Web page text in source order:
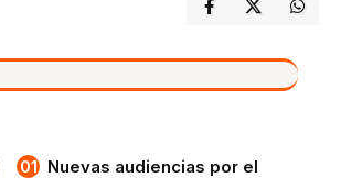
Nuevas audiencias por el